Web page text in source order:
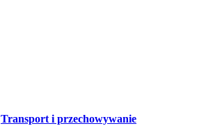
Transport i przechowywanie